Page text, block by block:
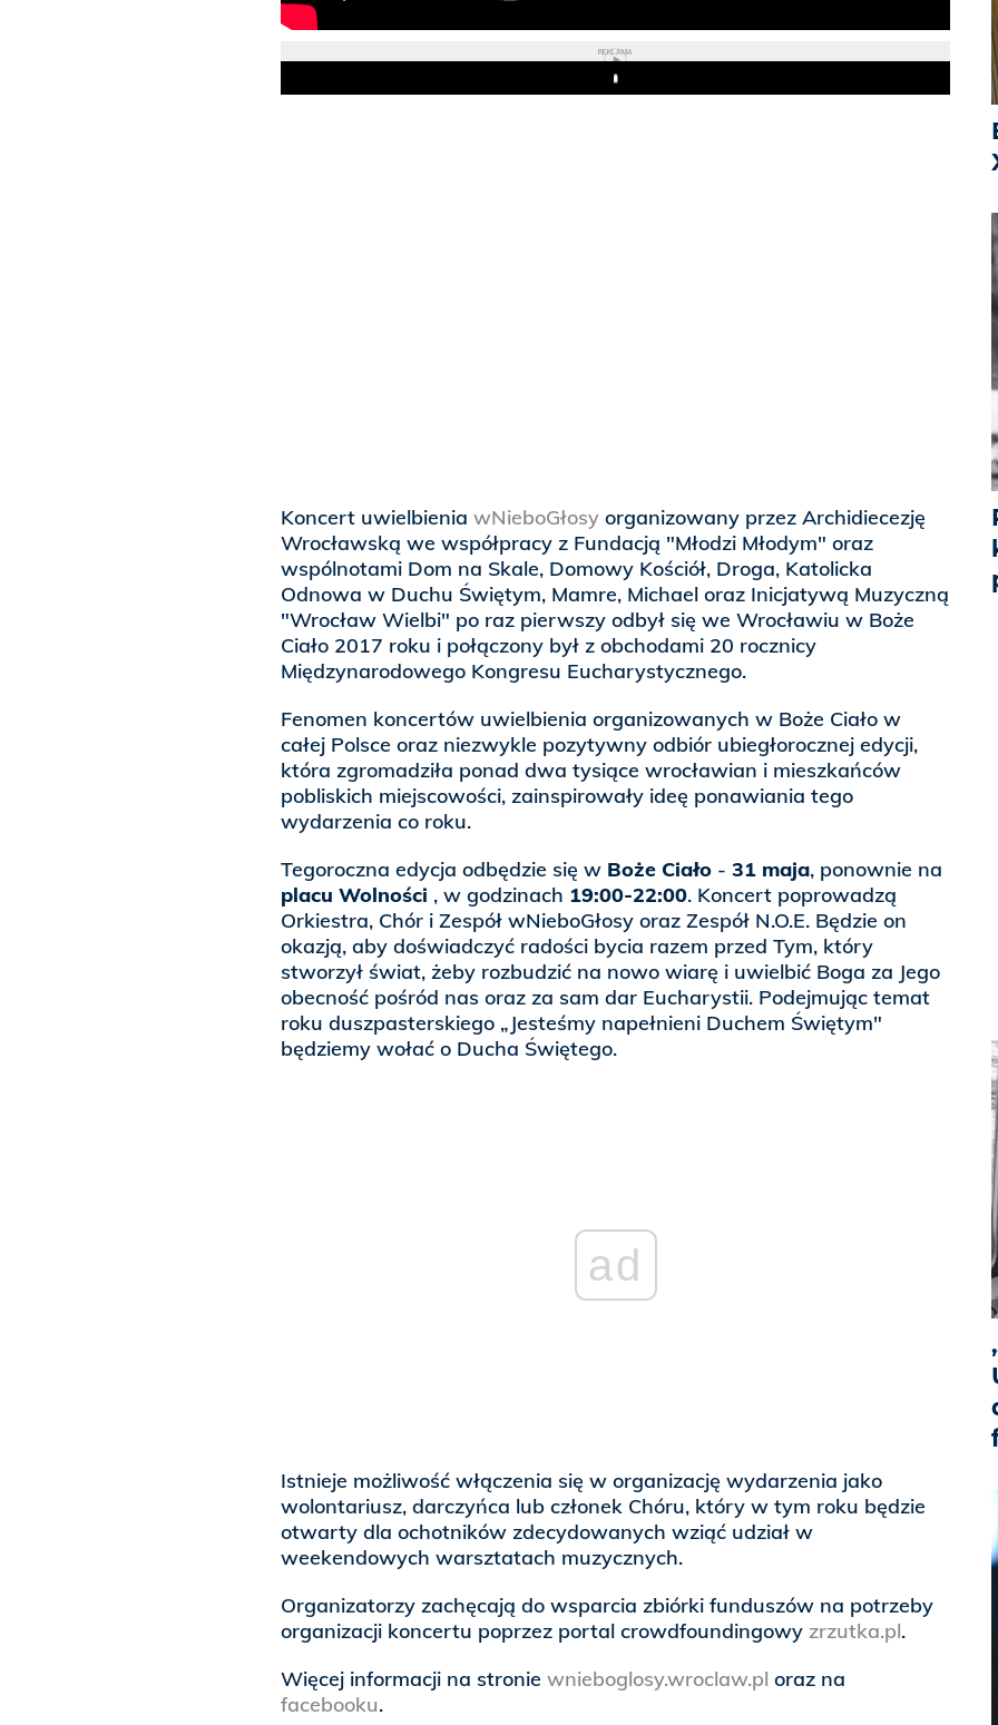
REKLAMA
Play
Koncert uwielbienia wNieboGłosy organizowany przez Archidiecezję
Wrocławską we współpracy z Fundacją "Młodzi Młodym" oraz
wspólnotami Dom na Skale, Domowy Kościół, Droga, Katolicka
Odnowa w Duchu Świętym, Mamre, Michael oraz Inicjatywą Muzyczną
"Wrocław Wielbi" po raz pierwszy odbył się we Wrocławiu w Boże
Ciało 2017 roku i połączony był z obchodami 20 rocznicy
Międzynarodowego Kongresu Eucharystycznego.
Fenomen koncertów uwielbienia organizowanych w Boże Ciało w
całej Polsce oraz niezwykle pozytywny odbiór ubiegłorocznej edycji,
która zgromadziła ponad dwa tysiące wrocławian i mieszkańców
pobliskich miejscowości, zainspirowały ideę ponawiania tego
wydarzenia co roku.
Tegoroczna edycja odbędzie się w Boże Ciało - 31 maja, ponownie na
placu Wolności , w godzinach 19:00-22:00. Koncert poprowadzą
Orkiestra, Chór i Zespół wNieboGłosy oraz Zespół N.O.E. Będzie on
okazją, aby doświadczyć radości bycia razem przed Tym, który
stworzył świat, żeby rozbudzić na nowo wiarę i uwielbić Boga za Jego
obecność pośród nas oraz za sam dar Eucharystii. Podejmując temat
roku duszpasterskiego „Jesteśmy napełnieni Duchem Świętym"
będziemy wołać o Ducha Świętego.
ad
Istnieje możliwość włączenia się w organizację wydarzenia jako
wolontariusz, darczyńca lub członek Chóru, który w tym roku będzie
otwarty dla ochotników zdecydowanych wziąć udział w
weekendowych warsztatach muzycznych.
Organizatorzy zachęcają do wsparcia zbiórki funduszów na potrzeby
organizacji koncertu poprzez portal crowdfoundingowy zrzutka.pl.
Więcej informacji na stronie wnieboglosy.wroclaw.pl oraz na
facebooku.